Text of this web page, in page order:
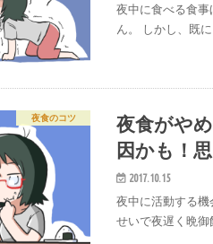
夜中に食べる食
ん。 しかし、既
夜食のコツ
夜食がや
因かも！
2017.10.15
夜中に活動する
せいで夜遅く晩